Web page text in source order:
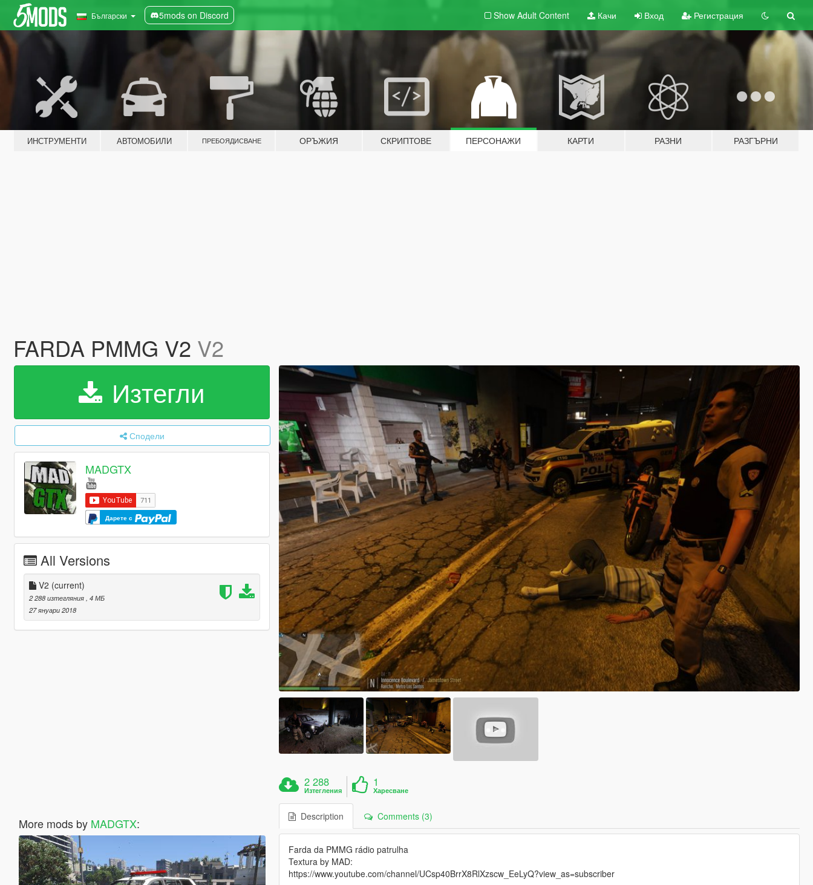
Български 5mods on Discord Show Adult Content Качи Вход Регистрация
ИНСТРУМЕНТИ АВТОМОБИЛИ ПРЕБОЯДИСВАНЕ ОРЪЖИЯ СКРИПТОВЕ ПЕРСОНАЖИ КАРТИ РАЗНИ РАЗГЪРНИ
FARDA PMMG V2 V2
Изтегли
Сподели
MADGTX
Дарете с
All Versions
V2 (current)
2 288 изтегляния, 4 МБ
27 януари 2018
More mods by MADGTX:
2 288
Изтегления
1
Харесване
Description Comments (3)
Farda da PMMG rádio patrulha
Textura by MAD:
https://www.youtube.com/channel/UCsp40BrrX8RlXzscw_EeLyQ?view_as=subscriber